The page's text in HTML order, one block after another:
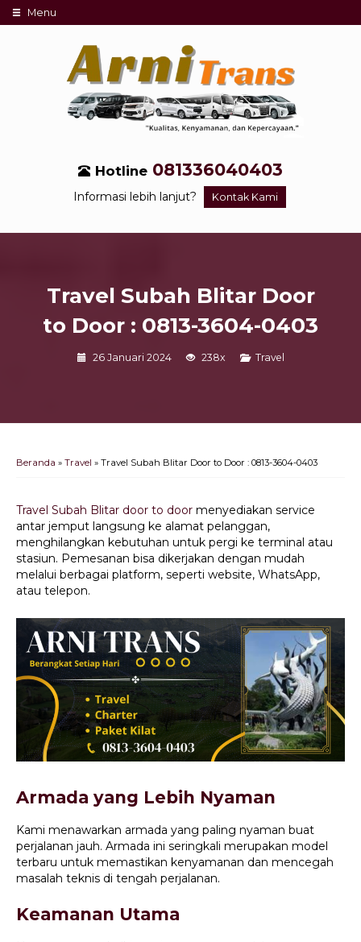
Menu
Hotline 081336040403
Informasi lebih lanjut? Kontak Kami
Travel Subah Blitar Door
to Door : 0813-3604-0403
26 Januari 2024 238x Travel
Beranda » Travel » Travel Subah Blitar Door to Door : 0813-3604-0403
Travel Subah Blitar door to door menyediakan service
antar jemput langsung ke alamat pelanggan,
menghilangkan kebutuhan untuk pergi ke terminal atau
stasiun. Pemesanan bisa dikerjakan dengan mudah
melalui berbagai platform, seperti website, WhatsApp,
atau telepon.
Armada yang Lebih Nyaman
Kami menawarkan armada yang paling nyaman buat
perjalanan jauh. Armada ini seringkali merupakan model
terbaru untuk memastikan kenyamanan dan mencegah
masalah teknis di tengah perjalanan.
Keamanan Utama